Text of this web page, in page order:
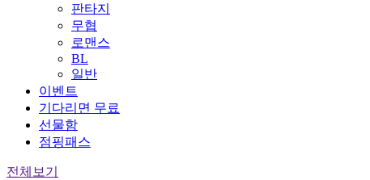
판타지
무협
로맨스
BL
일반
이벤트
기다리면 무료
선물함
점핑패스
전체보기